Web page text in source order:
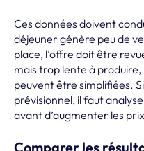
Ces données doivent
déjeuner génère peu de
place, l’offre doit être
mais trop lente à produire,
peuvent être simplifiées.
prévisionnel, il faut
avant d’augmenter les
Comparer les